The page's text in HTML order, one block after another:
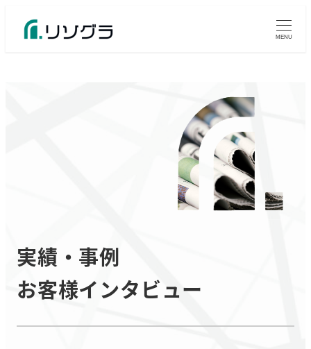
MENU
実績・事例
お客様インタビュー